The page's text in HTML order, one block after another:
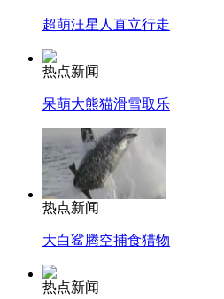
纽约上演“枕头大战”
司机酒驾遇交警 急速倒车逃窜
超萌汪星人直立行走
热点新闻
呆萌大熊猫滑雪取乐
热点新闻
大白鲨腾空捕食猎物
热点新闻